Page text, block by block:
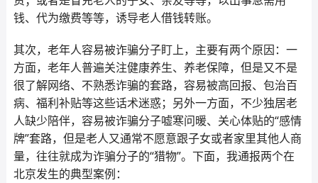
钱、代为缴费等等，诱导老人借钱转账。
其次，老年人容易被诈骗分子盯上，主要有两个原因：一
方面，老年人普遍关注健康养生、养老保障，但是又不是
很了解网络、不熟悉诈骗的套路，容易被高回报、包治百
病、福利补贴等这些话术迷惑；另外一方面，不少独居老
人缺少陪伴，容易被诈骗分子嘘寒问暖、关心体贴的“感情
牌”套路，但是老人又通常不愿意跟子女或者家里其他人商
量，往往就成为诈骗分子的“猎物”。下面，我通报两个在
北京发生的典型案例：